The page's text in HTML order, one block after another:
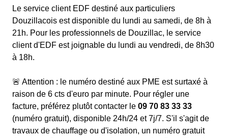
Le service client EDF destiné aux particuliers
Douzillacois est disponible du lundi au samedi, de 8h à
21h. Pour les professionnels de Douzillac, le service
client d'EDF est joignable du lundi au vendredi, de 8h30
à 18h.
🚨 Attention : le numéro destiné aux PME est surtaxé à
raison de 6 cts d'euro par minute. Pour régler une
facture, préférez plutôt contacter le 09 70 83 33 33
(numéro gratuit), disponible 24h/24 et 7j/7. S'il s'agit de
travaux de chauffage ou d'isolation, un numéro gratuit